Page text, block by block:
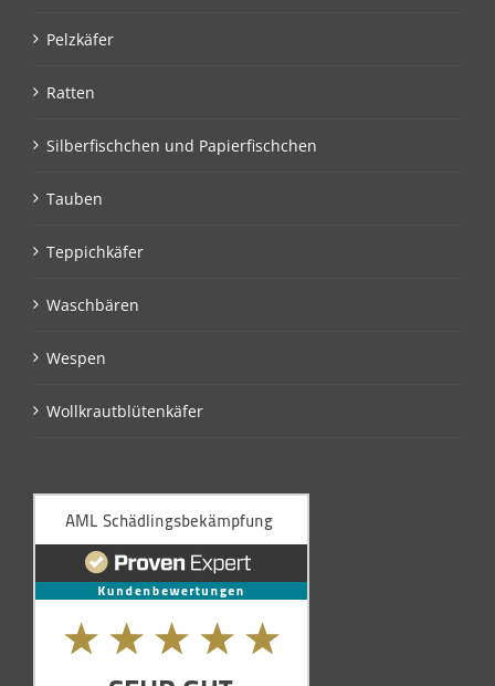
Pelzkäfer
Ratten
Silberfischchen und Papierfischchen
Tauben
Teppichkäfer
Waschbären
Wespen
Wollkrautblütenkäfer